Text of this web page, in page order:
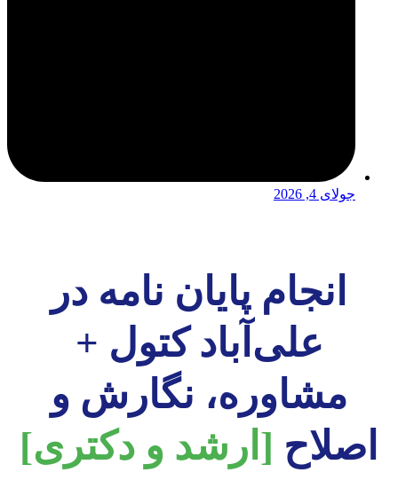
جولای 4, 2026
انجام پایان نامه در
علی‌آباد کتول +
مشاوره، نگارش و
اصلاح [ارشد و دکتری]